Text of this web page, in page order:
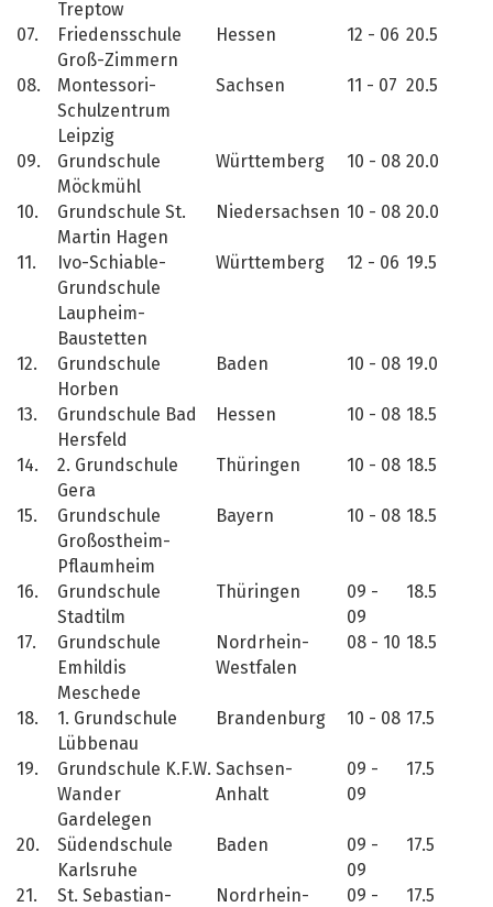
Treptow
07.
Friedensschule
Groß-Zimmern
Hessen 12 - 06 20.5
08.
Montessori-
Schulzentrum
Leipzig
Sachsen 11 - 07 20.5
09.
Grundschule
Möckmühl
Württemberg 10 - 08 20.0
10.
Grundschule St.
Martin Hagen
Niedersachsen 10 - 08 20.0
11.
Ivo-Schiable-
Grundschule
Laupheim-
Baustetten
Württemberg 12 - 06 19.5
12.
Grundschule
Horben
Baden 10 - 08 19.0
13.
Grundschule Bad
Hersfeld
Hessen 10 - 08 18.5
14.
2. Grundschule
Gera
Thüringen 10 - 08 18.5
15.
Grundschule
Großostheim-
Pflaumheim
Bayern 10 - 08 18.5
16.
Grundschule
Stadtilm
Thüringen
09 -
09
18.5
17.
Grundschule
Emhildis
Meschede
Nordrhein-
Westfalen
08 - 10 18.5
18.
1. Grundschule
Lübbenau
Brandenburg 10 - 08 17.5
19.
Grundschule K.F.W.
Wander
Gardelegen
Sachsen-
Anhalt
09 -
09
17.5
20.
Südendschule
Karlsruhe
Baden
09 -
09
17.5
21.
St. Sebastian-
Nordrhein-
09 -
17.5